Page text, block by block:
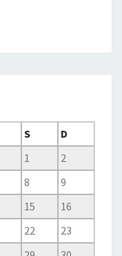
S
D
1
2
8
9
15
16
22
23